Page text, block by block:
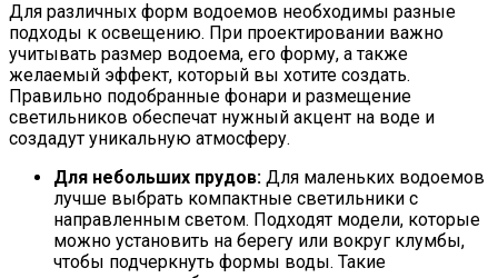
Для различных форм водоемов необходимы разные
подходы к освещению. При проектировании важно
учитывать размер водоема, его форму, а также
желаемый эффект, который вы хотите создать.
Правильно подобранные фонари и размещение
светильников обеспечат нужный акцент на воде и
создадут уникальную атмосферу.
Для небольших прудов: Для маленьких водоемов
лучше выбрать компактные светильники с
направленным светом. Подходят модели, которые
можно установить на берегу или вокруг клумбы,
чтобы подчеркнуть формы воды. Такие